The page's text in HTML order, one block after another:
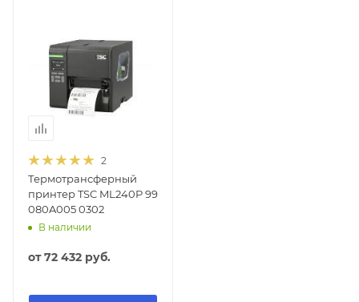
2
Термотрансферный
принтер TSC ML240P 99
080A005 0302
В наличии
от72 432 руб.